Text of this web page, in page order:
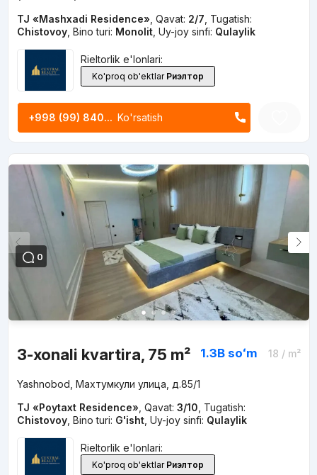
TJ «Mashxadi Residence» Qavat: 2/7 Tugatish:
Chistovoy, Bino turi: Monolit, Uy-joy sinfi: Qulaylik
Rieltorlik e'lonlari:
Ko'proq ob'ektlar Риэлтор
+998 (99) 840... Ko'rsatish
0
3-xonali kvartira, 75 m² 1.3B soʻm 18 / m²
Yashnobod, Махтумкули улица, д.85/1
TJ «Poytaxt Residence» Qavat: 3/10 Tugatish:
Chistovoy, Bino turi: G'isht, Uy-joy sinfi: Qulaylik
Rieltorlik e'lonlari:
Ko'proq ob'ektlar Риэлтор